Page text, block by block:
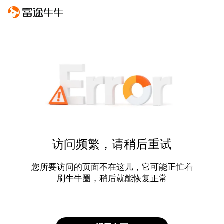
访问频繁，请稍后重试
您所要访问的页面不在这儿，它可能正忙着
刷牛牛圈，稍后就能恢复正常